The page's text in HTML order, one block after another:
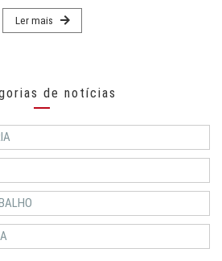
Ler mais
de notícias